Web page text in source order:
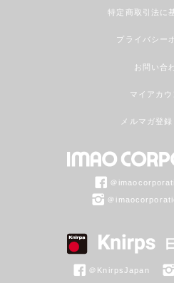
特定商取引法に
プライバシー
お問い合
マイアカウ
メルマガ登録
＠
＠
＠KnirpsJapan